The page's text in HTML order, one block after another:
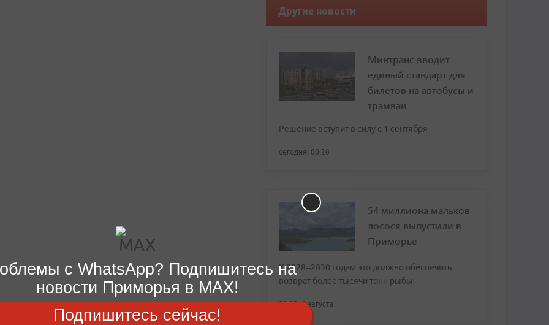
Другие новости
Минтранс вводит
единый стандарт для
билетов на автобусы и
трамваи
Решение вступит в силу с 1 сентября
сегодня, 00:26
54 миллиона мальков
лосося выпустили в
Приморье
К 2028–2030 годам это должно обеспечить
возврат более тысячи тонн рыбы
23:32, 6 августа
с WhatsApp? Подпишитесь на
новости Приморья в MAX!
Подпишитесь сейчас!